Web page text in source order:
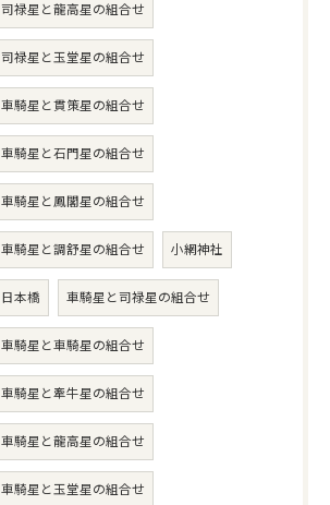
司禄星と龍高星の組合せ
司禄星と玉堂星の組合せ
車騎星と貫策星の組合せ
車騎星と石門星の組合せ
車騎星と鳳閣星の組合せ
車騎星と調舒星の組合せ 小網神社
日本橋 車騎星と司禄星の組合せ
車騎星と車騎星の組合せ
車騎星と牽牛星の組合せ
車騎星と龍高星の組合せ
車騎星と玉堂星の組合せ